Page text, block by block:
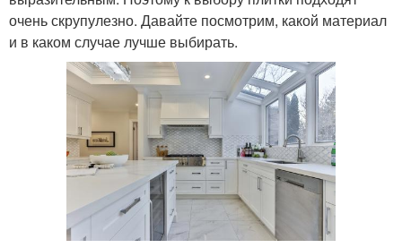
очень скрупулезно. Давайте посмотрим, какой материал
и в каком случае лучше выбирать.